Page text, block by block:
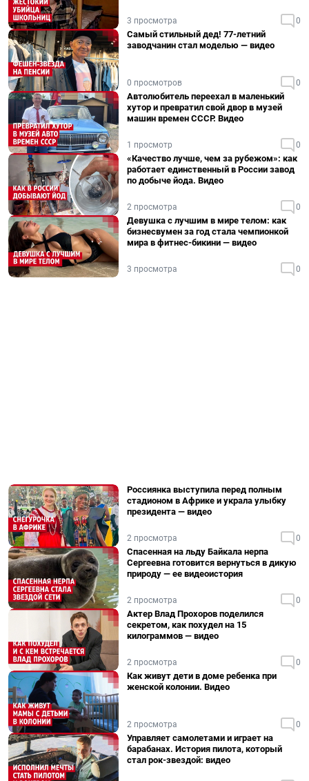
3 просмотра 0
Самый стильный дед! 77-летний
заводчанин стал моделью — видео
0 просмотров 0
Автолюбитель переехал в маленький
хутор и превратил свой двор в музей
машин времен СССР. Видео
1 просмотр 0
«Качество лучше, чем за рубежом»: как
работает единственный в России завод
по добыче йода. Видео
2 просмотра 0
Девушка с лучшим в мире телом: как
бизнесвумен за год стала чемпионкой
мира в фитнес-бикини — видео
3 просмотра 0
Россиянка выступила перед полным
стадионом в Африке и украла улыбку
президента — видео
2 просмотра 0
Спасенная на льду Байкала нерпа
Сергеевна готовится вернуться в дикую
природу — ее видеоистория
2 просмотра 0
Актер Влад Прохоров поделился
секретом, как похудел на 15
килограммов — видео
2 просмотра 0
Как живут дети в доме ребенка при
женской колонии. Видео
2 просмотра 0
Управляет самолетами и играет на
барабанах. История пилота, который
стал рок-звездой: видео